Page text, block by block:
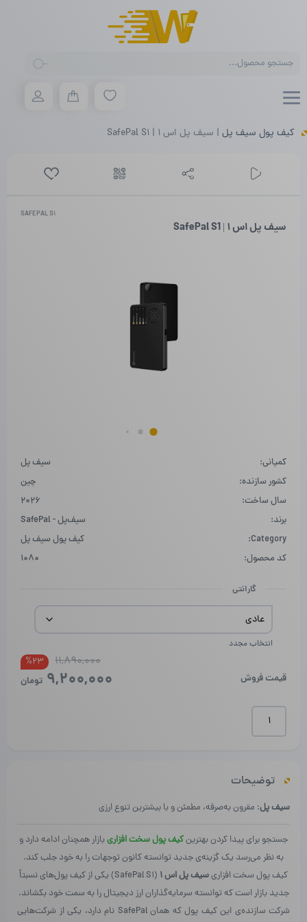
search
کیف پول سیف پل | سیف پل اس ۱ | SafePal S1
SAFEPAL S1
سیف پل اس ۱ | SafePal S1
کمپانی:
سیف پل
کشور سازنده:
چین
سال ساخت:
2026
برند:
سیف‌پل - SafePal
Category:
کیف پول سیف پل
کد محصول:
1080
گارانتی
انتخاب مجدد
11,890,000
قیمت
9,200,000 تومان
قیمت %23
قیمت فروش
سیف
اس
SafePal
عدد
توضیحات
سیف پل: مقرون به‌صرفه، مطمئن و با بیشترین تنوع ارزی
جستجو برای پیدا کردن بهترینکیف پول سخت افزاریبازار همچنان ادامه دارد و
به نظر می‌رسد یک گزینه‌ی جدید توانسته کانون توجهات را به خود جلب کند.
کیف پول سخت افزاریسیف پل اس ۱
(SafePal S1) یکی از کیف پول‌های نسبتاً
جدید بازار است که توانسته سرمایه‌گذاران ارز دیجیتال را به سمت خود بکشاند.
شرکت سازنده‌ی این کیف پول که همان SafePal نام دارد، یکی از شرکت‌هایی